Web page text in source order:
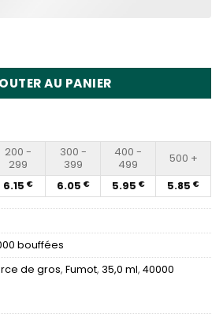
40K 40000 Puffs Disposable
AU PANIER
200 -
299
300 -
399
400 -
499
500 +
6.15 € 6.05 € 5.95 € 5.85 €
bouffées
de gros, Fumot, 35,0 ml, 40000